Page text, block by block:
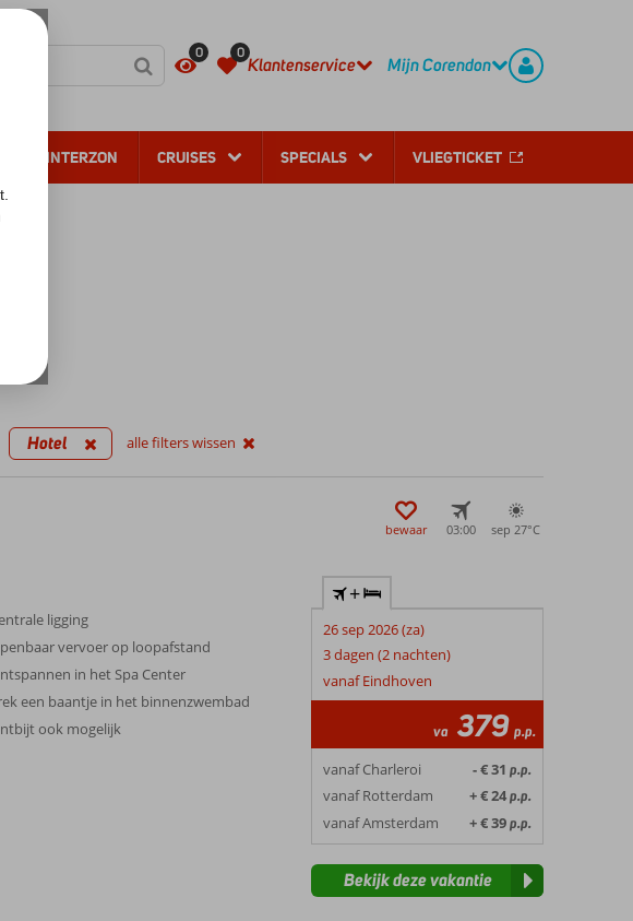
0 0
Klantenservice Mijn Corendon
WINTERZON CRUISES SPECIALS VLIEGTICKET
Hotel alle filters wissen
bewaar 03:00 sep 27°C
ligging
vervoer op loopafstand
in het Spa Center
een baantje in het binnenzwembad
ook mogelijk
+
26 sep 2026 (za)
3 dagen (2 nachten)
vanaf Eindhoven
va 379 p.p.
vanaf Charleroi - € 31 p.p.
vanaf Rotterdam + € 24p.p.
vanaf Amsterdam + € 39p.p.
Bekijk deze vakantie